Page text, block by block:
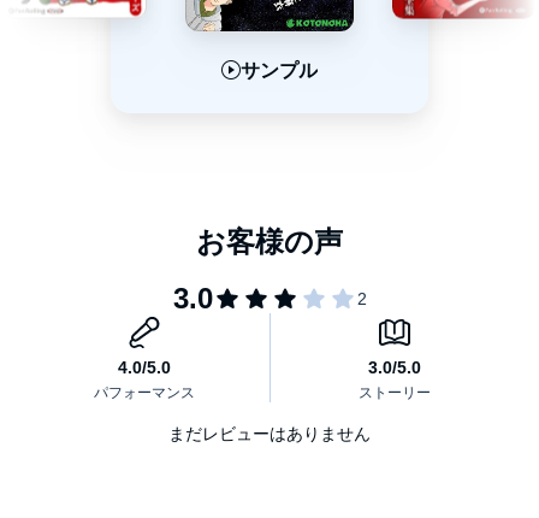
代表作は『D坂の殺人事件』『陰獣』『孤島の鬼』『怪人二十面
1917年（大正6年） 鳥羽造船所電機部に就職。1年4ヶ月で退職す
その後、岩井三郎探偵事務所などを、また転々とする。
1923年（大正12年）『新青年』掲載「二銭銅貨」で作家デビュ
サンプル
まだレビューはありません